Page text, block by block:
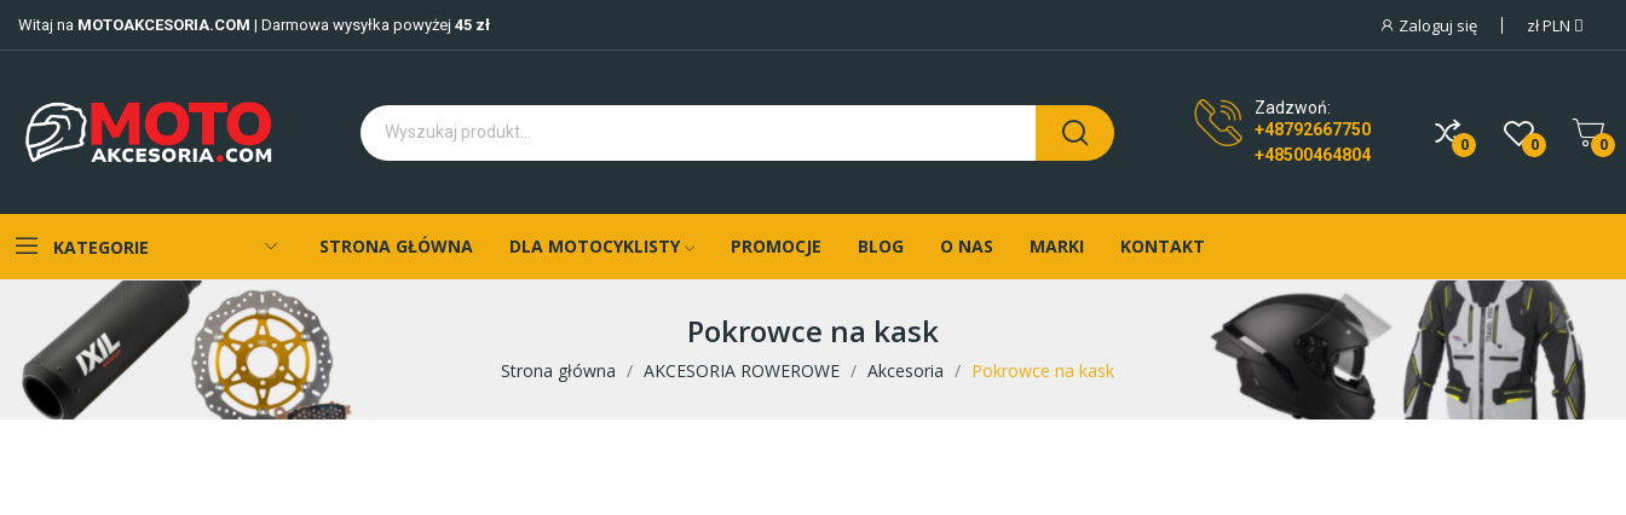
Witaj na MOTOAKCESORIA.COM | Darmowa wysyłka powyżej 45 zł Zaloguj się złPLN
Zadzwoń:
+48792667750
+48500464804
0 0 0
KATEGORIE STRONA GŁÓWNA DLA MOTOCYKLISTY PROMOCJE BLOG O NAS MARKI KONTAKT
Pokrowce na kask
Strona główna AKCESORIA ROWEROWE Akcesoria Pokrowce na kask